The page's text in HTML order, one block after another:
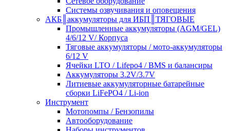
Системы озвучивания и оповещения
АКБ║аккумуляторы для ИБП║ТЯГОВЫЕ
Промышленные аккумуляторы (AGM/GEL)
4/6/12 V/ Корпуса
Тяговые аккумуляторы / мото-аккумуляторы
6/12 V
Ячейки LTO / Lifepo4 / BMS и балансиры
Аккумуляторы 3.2V/3.7V
Литиевые аккумуляторные батарейные
сборки LiFePO4 / Li-ion
Инструмент
Мотопомпы / Бензопилы
Автооборудование